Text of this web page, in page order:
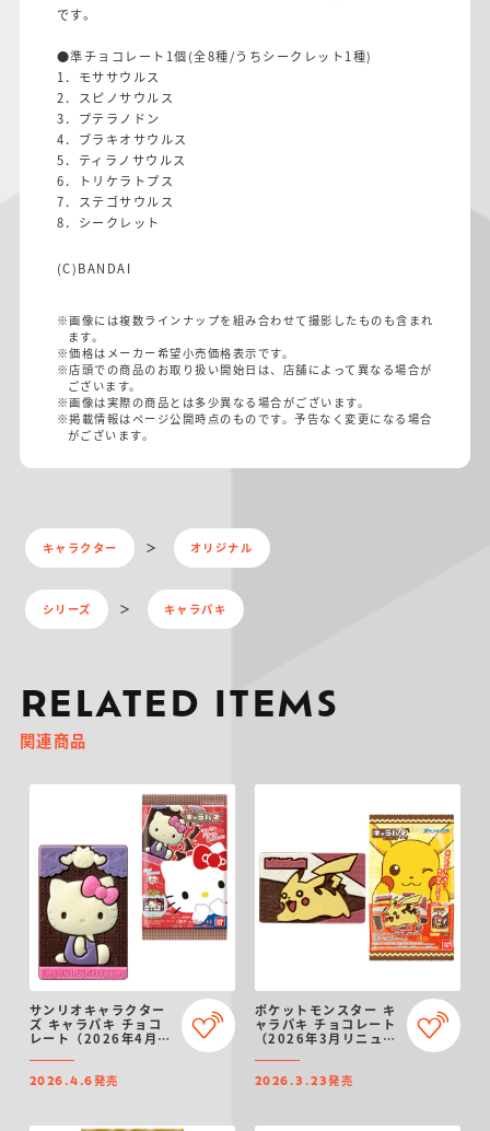
です。
●準チョコレート1個(全8種/うちシークレット1種)
1．モササウルス
2．スピノサウルス
3．プテラノドン
4．ブラキオサウルス
5．ティラノサウルス
6．トリケラトプス
7．ステゴサウルス
8．シークレット
(C)BANDAI
※画像には複数ラインナップを組み合わせて撮影したものも含まれ
ます。
※価格はメーカー希望小売価格表示です。
※店頭での商品のお取り扱い開始日は、店舗によって異なる場合が
ございます。
※画像は実際の商品とは多少異なる場合がございます。
※掲載情報はページ公開時点のものです。予告なく変更になる場合
がございます。
キャラクター オリジナル
シリーズ キャラパキ
RELATED ITEMS
関連商品
サンリオキャラクター
ズ キャラパキ チョコ
レート（2026年4月リ
2026.4.6発売
ポケットモンスター キ
ャラパキ チョコレート
（2026年3月リニュー
2026.3.23発売